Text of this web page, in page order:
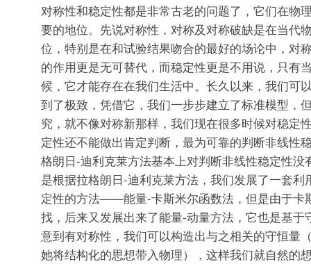
对称性和稳定性都是非常古老的问题了，它们在物
要的地位。先说对称性，对称及对称破缺是在当代
位，特别是在和试验结果吻合的最好的场论中，对
的作用更是无可替代，而稳定性更是不用说，只有
候，它才能存在在我们生活中。长久以来，我们可
到了极致，凭借它，我们一步步建立了标准模型，
究，就不像对称新那样，我们现在很多时候对稳定
定性还不能做出肯定判断，最为可靠的判断非线
格朗日-迪利克莱方法基本上对判断非线性稳定性没
是根据拉格朗日-迪利克莱方法，我们发展了一套利
定性的方法——能量-卡斯米尔函数法，但是由于卡
找，后来又发展出来了能量-动量方法，它也是基于
意到有对称性，我们可以构造出与之相关的守恒量
她将结构化的思想带入物理），这样我们就自然的